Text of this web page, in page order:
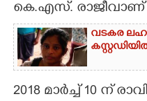
ZOOM
CONTACT US
കെ.എസ്. രാജീവാണ്
വടകര
2018 മാർച്ച് 10 ന്